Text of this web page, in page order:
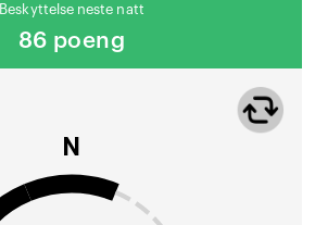
Beskyttelse neste natt
86 poeng
N